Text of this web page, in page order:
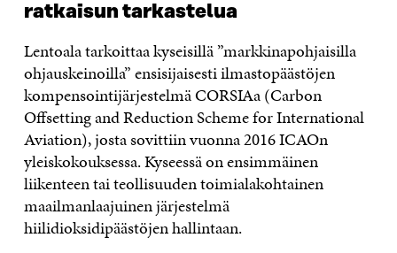
ratkaisun tarkastelua
Lentoala tarkoittaa kyseisillä ”markkinapohjaisilla
ohjauskeinoilla” ensisijaisesti ilmastopäästöjen
kompensointijärjestelmä CORSIAa (Carbon
Offsetting and Reduction Scheme for International
Aviation), josta sovittiin vuonna 2016 ICAOn
yleiskokouksessa. Kyseessä on ensimmäinen
liikenteen tai teollisuuden toimialakohtainen
maailmanlaajuinen järjestelmä
hiilidioksidipäästöjen hallintaan.